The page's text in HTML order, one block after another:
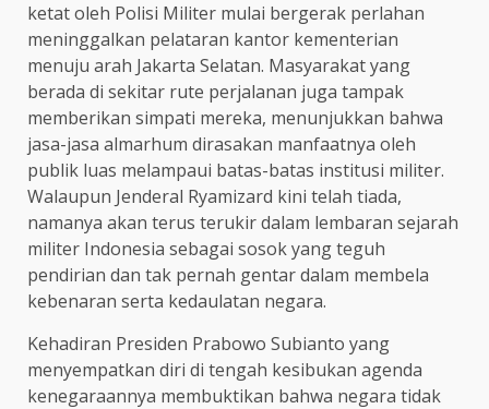
ketat oleh Polisi Militer mulai bergerak perlahan
meninggalkan pelataran kantor kementerian
menuju arah Jakarta Selatan. Masyarakat yang
berada di sekitar rute perjalanan juga tampak
memberikan simpati mereka, menunjukkan bahwa
jasa-jasa almarhum dirasakan manfaatnya oleh
publik luas melampaui batas-batas institusi militer.
Walaupun Jenderal Ryamizard kini telah tiada,
namanya akan terus terukir dalam lembaran sejarah
militer Indonesia sebagai sosok yang teguh
pendirian dan tak pernah gentar dalam membela
kebenaran serta kedaulatan negara.
Kehadiran Presiden Prabowo Subianto yang
menyempatkan diri di tengah kesibukan agenda
kenegaraannya membuktikan bahwa negara tidak